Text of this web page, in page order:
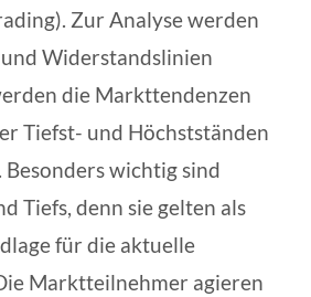
Zur Analyse werden
Widerstandslinien
die Markttendenzen
Tiefst- und Höchstständen
wichtig sind
Tiefs, denn sie gelten als
für die aktuelle
Marktteilnehmer agieren